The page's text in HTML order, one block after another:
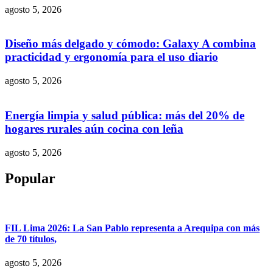
agosto 5, 2026
Diseño más delgado y cómodo: Galaxy A combina
practicidad y ergonomía para el uso diario
agosto 5, 2026
Energía limpia y salud pública: más del 20% de
hogares rurales aún cocina con leña
agosto 5, 2026
Popular
FIL Lima 2026: La San Pablo representa a Arequipa con más
de 70 títulos,
agosto 5, 2026